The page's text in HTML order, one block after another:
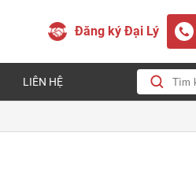
Đăng ký Đại Lý
LIÊN HỆ